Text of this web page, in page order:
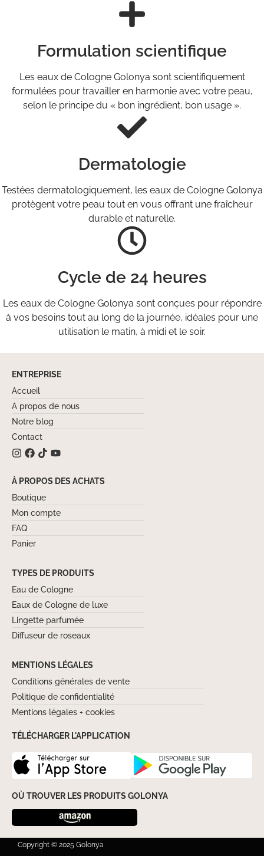
Formulation scientifique
Les eaux de Cologne Golonya sont scientifiquement
formulées pour travailler en harmonie avec votre peau,
selon le principe du « bon ingrédient, bon usage ».
Dermatologie
Testées dermatologiquement, les eaux de Cologne Golonya
protègent votre peau tout en vous offrant une fraîcheur
durable et naturelle.
Cycle de 24 heures
Les eaux de Cologne Golonya sont conçues pour répondre
à vos besoins tout au long de la journée, idéales pour une
utilisation le matin, à midi et le soir.
ENTREPRISE
Accueil
A propos de nous
Notre blog
Contact
À PROPOS DES ACHATS
Boutique
Mon compte
FAQ
Panier
TYPES DE PRODUITS
Eau de Cologne
Eaux de Cologne de luxe
Lingette parfumée
Diffuseur de roseaux
MENTIONS LÉGALES
Conditions générales de vente
Politique de confidentialité
Mentions légales + cookies
TÉLÉCHARGER L'APPLICATION
OÙ TROUVER LES PRODUITS GOLONYA
Copyright © 2025 Golonya